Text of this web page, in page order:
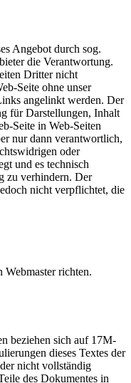
Angebot durch sog.
die Verantwortung.
Dritter nicht
Seite ohne unser
angelinkt werden. Der
für Darstellungen, Inhalt
Seite in Web-Seiten
nur dann verantwortlich,
oder
und es technisch
zu verhindern. Der
nicht verpflichtet, die
richten.
beziehen sich auf 17M-
dieses Textes der
nicht vollständig
des Dokumentes in